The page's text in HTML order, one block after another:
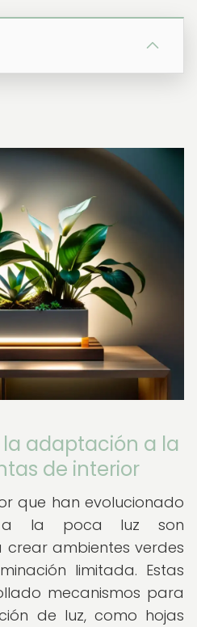
adaptación a la
de interior
que han evolucionado
a la poca luz son
ambientes verdes
limitada. Estas
mecanismos para
de luz, como hojas